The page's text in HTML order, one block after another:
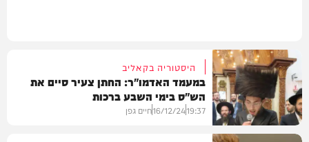
היסטוריה בקאליב
במעמד האדמו"ר: החתן צעיר סיים את
הש"ס בימי השבע ברכות
19:37
16/12/24חיים גפן